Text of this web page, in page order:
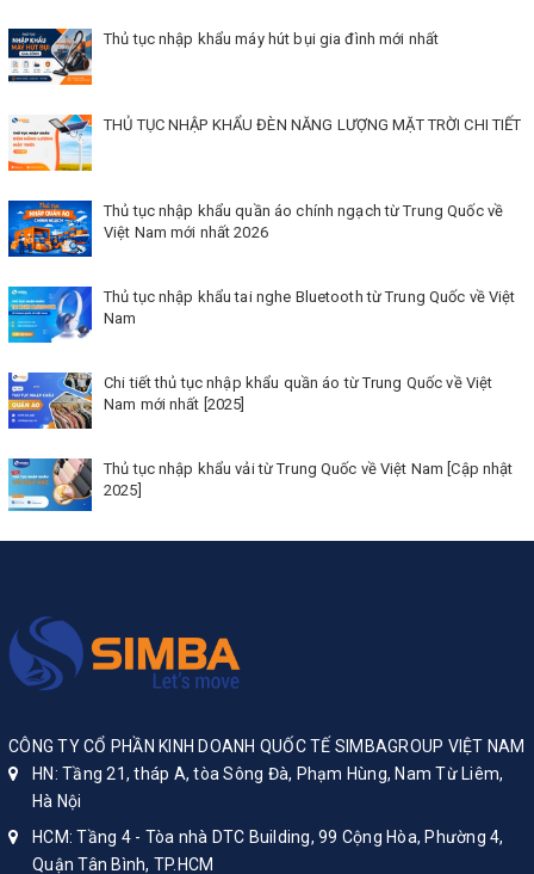
Thủ tục nhập khẩu máy hút bụi gia đình mới nhất
THỦ TỤC NHẬP KHẨU ĐÈN NĂNG LƯỢNG MẶT TRỜI CHI TIẾT
Thủ tục nhập khẩu quần áo chính ngạch từ Trung Quốc về
Việt Nam mới nhất 2026
Thủ tục nhập khẩu tai nghe Bluetooth từ Trung Quốc về Việt
Nam
Chi tiết thủ tục nhập khẩu quần áo từ Trung Quốc về Việt
Nam mới nhất [2025]
Thủ tục nhập khẩu vải từ Trung Quốc về Việt Nam [Cập nhật
2025]
CÔNG TY CỔ PHẦN KINH DOANH QUỐC TẾ SIMBAGROUP VIỆT NAM
HN: Tầng 21, tháp A, tòa Sông Đà, Phạm Hùng, Nam Từ Liêm,
Hà Nội
HCM: Tầng 4 - Tòa nhà DTC Building, 99 Cộng Hòa, Phường 4,
Quận Tân Bình, TP.HCM